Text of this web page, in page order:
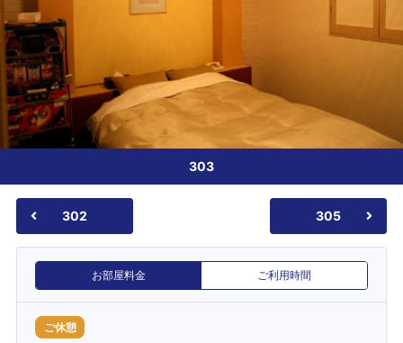
303
302 305
お部屋料金 ご利用時間
ご休憩